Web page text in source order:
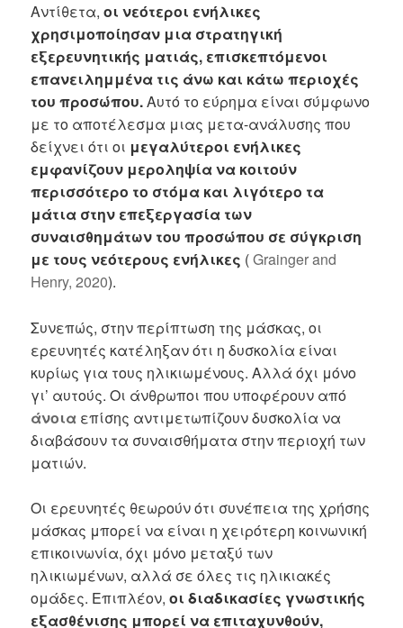
Αντίθετα,οι νεότεροι ενήλικες
χρησιμοποίησαν μια στρατηγική
εξερευνητικής ματιάς, επισκεπτόμενοι
επανειλημμένα τις άνω και κάτω περιοχές
του προσώπου.Αυτό το εύρημα είναι σύμφωνο
με το αποτέλεσμα μιας μετα-ανάλυσης που
δείχνει ότι οι μεγαλύτεροι ενήλικες
εμφανίζουν μεροληψία να κοιτούν
περισσότερο το στόμα και λιγότερο τα
μάτια στην επεξεργασία των
συναισθημάτων του προσώπου σε σύγκριση
με τους νεότερους ενήλικες (Grainger and
Henry, 2020).
Συνεπώς, στην περίπτωση της μάσκας, οι
ερευνητές κατέληξαν ότι η δυσκολία είναι
κυρίως για τους ηλικιωμένους. Αλλά όχι μόνο
γι’ αυτούς. Οι άνθρωποι που υποφέρουν από
άνοια επίσης αντιμετωπίζουν δυσκολία να
διαβάσουν τα συναισθήματα στην περιοχή των
ματιών.
Οι ερευνητές θεωρούν ότι συνέπεια της χρήσης
μάσκας μπορεί να είναι η χειρότερη κοινωνική
επικοινωνία, όχι μόνο μεταξύ των
ηλικιωμένων, αλλά σε όλες τις ηλικιακές
ομάδες. Επιπλέον,οι διαδικασίες γνωστικής
εξασθένισης μπορεί να επιταχυνθούν,